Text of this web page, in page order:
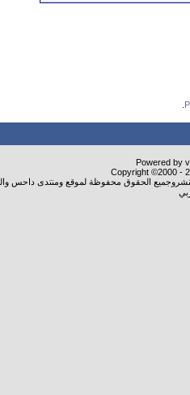
Powered by
Copyright ©2000 -
الحقوق محفوظة لموقع ومنتدى داحس